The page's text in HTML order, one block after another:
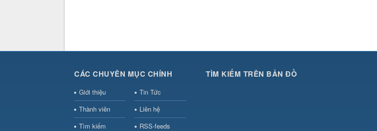
CÁC CHUYÊN MỤC CHÍNH
Giới thiệu
Tin Tức
Thành viên
Liên hệ
Tìm kiếm
RSS-feeds
TÌM KIẾM TRÊN BẢN ĐỒ